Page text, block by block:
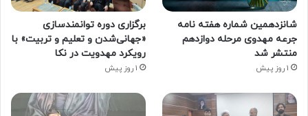
شانزدهمین شماره هفته‌ نامه
جرعه مهدوی مرحله دوازدهم
منتشر شد
1 روز پیش
برگزاری دوره توانمندسازی
«جهانی‌شدن و تعلیم و تربیت» با
رویکرد مهدویت در نکا
1 روز پیش